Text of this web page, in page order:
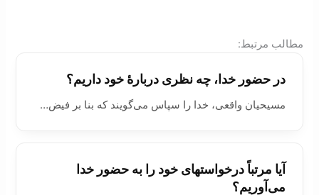
:مطالب مرتبط
در حضور خدا، چه نظری دربارۀ خود داریم؟
مسیحیان واقعی، خدا را سپاس می‌گویند که بنا بر فیض…
آیا مرتباً درخواستهای خود را به حضور خدا
می‌آوریم؟